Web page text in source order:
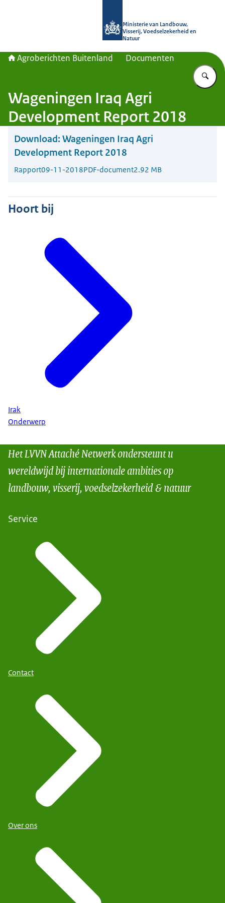
Ministerie van Landbouw,
Visserij, Voedselzekerheid en
Natuur
Agroberichten Buitenland Documenten
Wageningen Iraq Agri
Development Report 2018
Download: Wageningen Iraq Agri
Development Report 2018
Rapport09-11-2018PDF-document2.92 MB
Hoort bij
Irak
Onderwerp
Het LVVN Attaché Netwerk ondersteunt u
wereldwijd bij internationale ambities op
landbouw, visserij, voedselzekerheid & natuur
Service
Contact
Over ons